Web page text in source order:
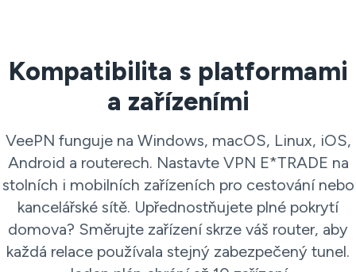
Kompatibilita s platformami
a zařízeními
VeePN funguje na Windows, macOS, Linux, iOS,
Android a routerech. Nastavte VPN E*TRADE na
stolních i mobilních zařízeních pro cestování nebo
kancelářské sítě. Upřednostňujete plné pokrytí
domova? Směrujte zařízení skrze váš router, aby
každá relace používala stejný zabezpečený tunel.